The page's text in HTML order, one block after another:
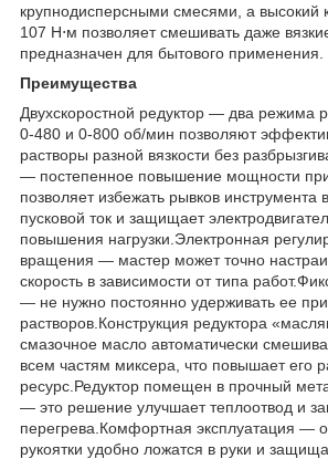
крупнодисперсными смесями, а высокий
107 Н⋅м позволяет смешивать даже
предназначен для бытового применения.
Преимущества
Двухскоростной редуктор — два режима
0-480 и 0-800 об/мин позволяют
растворы разной вязкости без
— постепенное повышение мощности
позволяет избежать рывков инструмента
пусковой ток и защищает
повышения нагрузки.Электронная
вращения — мастер может точно
скорость в зависимости от типа
— не нужно постоянно удерживать ее
растворов.Конструкция редуктора
смазочное масло автоматически
всем частям миксера, что повышает его
ресурс.Редуктор помещен в прочный
— это решение улучшает теплоотвод и
перегрева.Комфортная эксплуатация —
рукоятки удобно ложатся в руки и